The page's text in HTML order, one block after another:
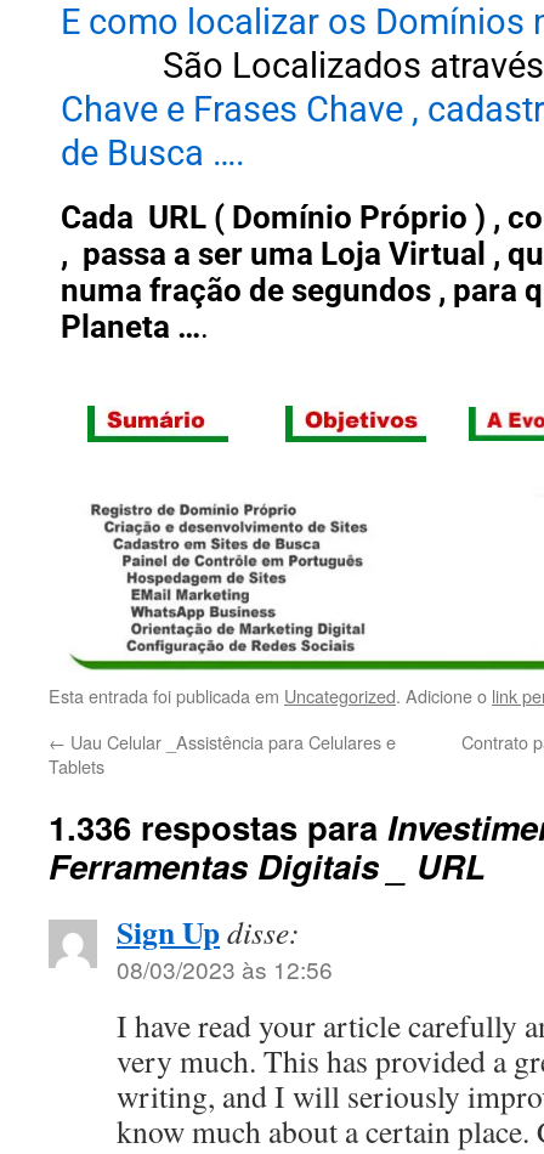
E como localizar os
São Localizados
Chave e Frases Chave ,
de Busca ….
Cada URL ( Domínio Próprio ) ,
, passa a ser uma Loja Virtual ,
numa fração de segundos , para
Planeta ….
Esta entrada foi publicada em Uncategorized. Adicione o link
← Uau Celular _Assistência para Celulares e
Tablets
Contrato
1.336 respostas para
Ferramentas Digitais _ URL
Sign Updisse:
08/03/2023 às 12:56
I have read your article carefully
very much. This has provided a
writing, and I will seriously
know much about a certain place.